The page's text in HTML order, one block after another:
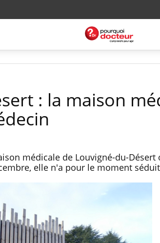
: la maison
médicale de Louvigné-du-Désert
elle n'a pour le moment